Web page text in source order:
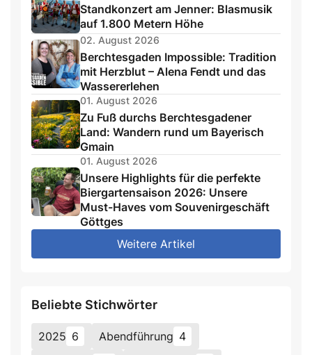
Standkonzert am Jenner: Blasmusik
auf 1.800 Metern Höhe
02. August 2026
Berchtesgaden Impossible: Tradition
mit Herzblut – Alena Fendt und das
Wassererlehen
01. August 2026
Zu Fuß durchs Berchtesgadener
Land: Wandern rund um Bayerisch
Gmain
01. August 2026
Unsere Highlights für die perfekte
Biergartensaison 2026: Unsere
Must-Haves vom Souvenirgeschäft
Göttges
Weitere Artikel
Beliebte Stichwörter
2025 6 Abendführung 4